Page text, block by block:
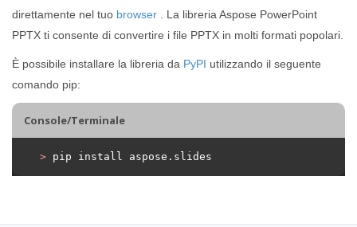
direttamente nel tuo browser . La libreria Aspose PowerPoint
PPTX ti consente di convertire i file PPTX in molti formati popolari.
È possibile installare la libreria da PyPI utilizzando il seguente
comando pip:
Console/Terminale
> pip install aspose.slides